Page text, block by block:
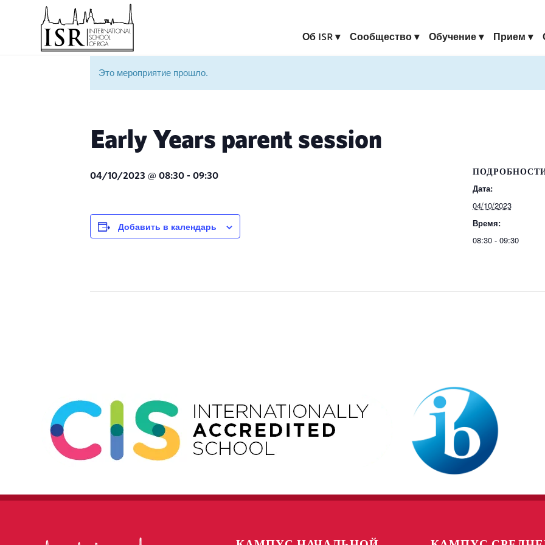
Об ISR Сообщество Обучение Прием
Это мероприятие прошло.
Early Years parent session
04/10/2023 @ 08:30 - 09:30
Добавить в календарь
Дата:
04/10/2023
Время:
08:30 - 09:30